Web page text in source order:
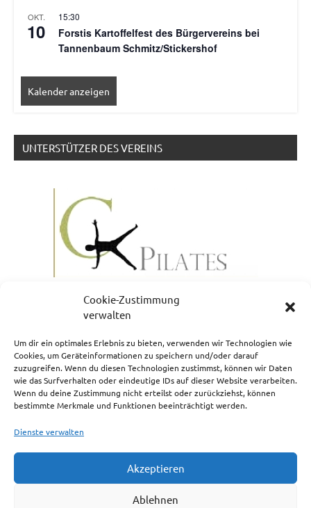
Cookie-Zustimmung
verwalten
Um dir ein optimales Erlebnis zu bieten, verwenden wir Technologien wie
Cookies, um Geräteinformationen zu speichern und/oder darauf
zuzugreifen. Wenn du diesen Technologien zustimmst, können wir Daten
wie das Surfverhalten oder eindeutige IDs auf dieser Website verarbeiten.
Wenn du deine Zustimmung nicht erteilst oder zurückziehst, können
bestimmte Merkmale und Funktionen beeinträchtigt werden.
Dienste verwalten
Akzeptieren
Ablehnen
OKT.
10
15:30
Forstis Kartoffelfest des Bürgervereins bei
Tannenbaum Schmitz/Stickershof
Kalender anzeigen
UNTERSTÜTZER DES VEREINS
NEWSLETTERANMELDUNG
Impressum